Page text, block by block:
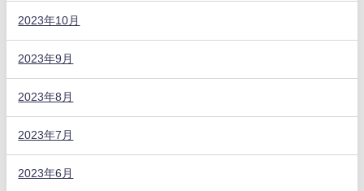
2023年10月
2023年9月
2023年8月
2023年7月
2023年6月